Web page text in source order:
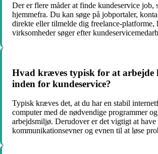
Der er flere måder at finde kundeservice job,
hjemmefra. Du kan søge på jobportaler,
direkte eller tilmelde dig freelance-platforme,
virksomheder søger efter
Hvad kræves typisk for at arbejde
inden for kundeservice?
Typisk kræves det, at du har en stabil
computer med de nødvendige programmer
arbejdsmiljø. Derudover er det vigtigt at have
kommunikationsevner og evnen til at løse